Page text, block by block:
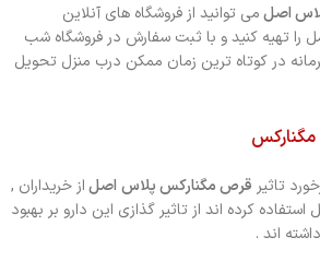
اصلمی توانید از فروشگاه های آنلاین
را تهیه کنید و با ثبت سفارش در فروشگاه شب
در کوتاه ترین زمان ممکن درب منزل تحویل
مگنارکس
تاثیر قرص مگنارکس پلاس اصلاز خریداران ,
کرده اند از تاثیر گذازی این دارو بر بهبود
اند .